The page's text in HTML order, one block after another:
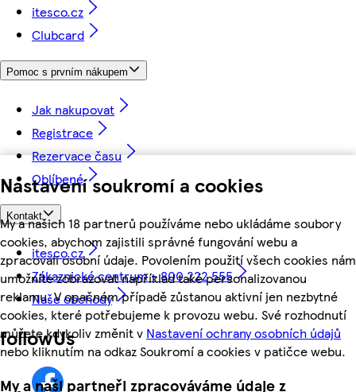
Nastavení soukromí a cookies
My a našich 18 partnerů používáme nebo ukládáme soubory
cookies, abychom zajistili správné fungování webu a
zpracovali osobní údaje. Povolením použití všech cookies nám
umožníte zobrazovat například také personalizovanou
reklamu. V opačném případě zůstanou aktivní jen nezbytné
cookies, které potřebujeme k provozu webu. Své rozhodnutí
můžete kdykoliv změnit v Nastavení ochrany osobních údajů
nebo kliknutím na odkaz Soukromí a cookies v patičce webu.
My a naši partneři zpracováváme údaje z
itesco.cz
Clubcard
Pomoc s prvním nákupem
Jak nakupovat
Registrace
Rezervace času
Oblíbené
Kontakt
itesco.cz
Zákaznické centrum - 800 222 555
Naše obchody
followUs